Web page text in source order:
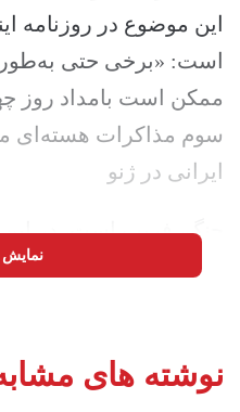
این موضوع در روزنامه
است: «برخی حتی
ممکن است بامداد روز
سوم مذاکرات هسته‌ای
ایرانی در ژنو
جنگ، فریب است، در این
در جنگ ژوئن به طور
اکنون تصویر متفاوت
بار فقط برای دفاع
نمایش
نوشته های